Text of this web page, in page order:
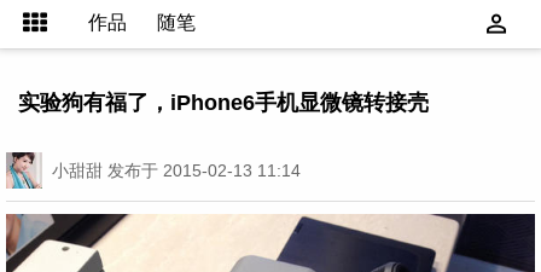
作品 随笔
实验狗有福了，iPhone6手机显微镜转接壳
小甜甜 发布于 2015-02-13 11:14